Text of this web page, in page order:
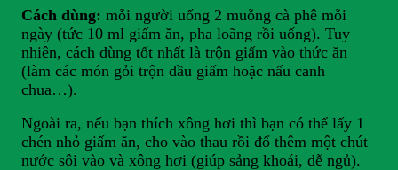
Cách dùng: mỗi người uống 2 muỗng cà phê mỗi
ngày (tức 10 ml giấm ăn, pha loãng rồi uống). Tuy
nhiên, cách dùng tốt nhất là trộn giấm vào thức ăn
(làm các món gỏi trộn dầu giấm hoặc nấu canh
chua…).
Ngoài ra, nếu bạn thích xông hơi thì bạn có thể lấy 1
chén nhỏ giấm ăn, cho vào thau rồi đổ thêm một chút
nước sôi vào và xông hơi (giúp sảng khoái, dễ ngủ).